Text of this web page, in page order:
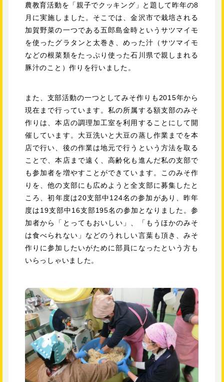
農教育活動を「親子でクッキング」と題して昨年の8
月に実施しました。そこでは、金沢市で栽培される
加賀野菜の一つである五郎島金時というサツマイモ
を使ったグラタンと太巻き、めった汁（サツマイモ
などの根菜類をたっぷり使った石川県で親しまれる
豚汁のこと）作りを行いました。
また、支部活動の一つとしてみそ作りも2015年から
現在まで行っています。私の所属する額支部のみそ
作りは、本店の調理加工室を利用することにして開
催しています。大豆洗いと大豆の蒸し作業までを本
店で行い、後の作業は地元で行うという方法を取る
ことで、本店まで遠く、高齢化も進んだ私の支部で
も参加者を増やすことができています。このみそ作
りを、他の支部にも広めようと全支部に募集したと
ころ、初年度は20支部中124名の参加があり、昨年
度は19支部中16支部195名の参加となりました。参
加者から「とってもおいしい」、「もうほかのみそ
は食べられない」などのうれしい言葉も頂き、みそ
作りに参加したいがために部員になったという方も
いらっしゃいました。